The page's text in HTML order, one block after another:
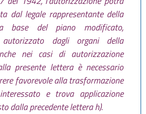
dal legale rappresentante della
base del piano modificato,
autorizzato dagli organi della
nei casi di autorizzazione
presente lettera è necessario
favorevole alla trasformazione
e trova applicazione
dalla precedente lettera h).